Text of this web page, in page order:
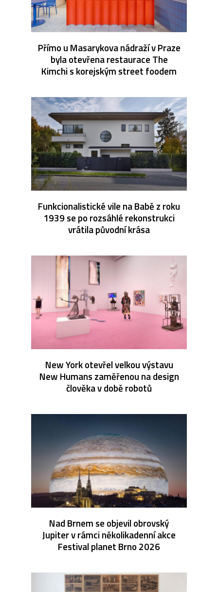
Přímo u Masarykova nádraží v Praze
byla otevřena restaurace The
Kimchi s korejským street foodem
Funkcionalistické vile na Babě z roku
1939 se po rozsáhlé rekonstrukci
vrátila původní krása
New York otevřel velkou výstavu
New Humans zaměřenou na design
člověka v době robotů
Nad Brnem se objevil obrovský
Jupiter v rámci několikadenní akce
Festival planet Brno 2026